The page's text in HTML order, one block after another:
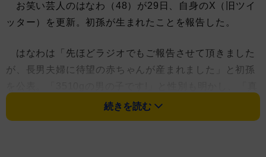
お笑い芸人のはなわ（48）が29日、自身のX（旧ツイ
ッター）を更新。初孫が生まれたことを報告した。
はなわは「先ほどラジオでもご報告させて頂きました
が、長男夫婦に待望の赤ちゃんが産まれました」と初孫
実ちゃん、ほんとよく頑張りました 元輝と真実ちゃん
がお父さんお母さん、そして、俺はおじいちゃんです。
続きを読む